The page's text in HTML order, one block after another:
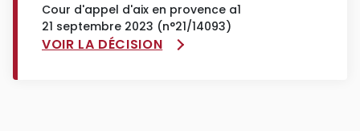
Cour d'appel d'aix en provence a1
21 septembre 2023 (n°21/14093)
VOIR LA DÉCISION